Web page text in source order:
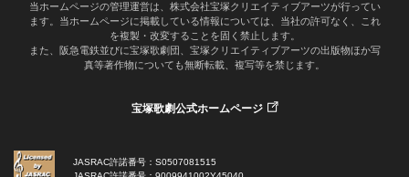
当ホームページの管理運営は、株式会社宝塚クリエイティブアーツが行ってい
ます。当ホームページに掲載している情報については、当社の許可なく、これ
を複製・改変することを固く禁止します。
また、阪急電鉄並びに宝塚歌劇団、宝塚クリエイティブアーツの出版物ほか写
真等著作物についても無断転載、複写等を禁じます。
宝塚歌劇公式ホームページ
JASRAC許諾番号：S0507081515